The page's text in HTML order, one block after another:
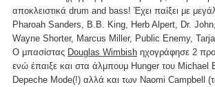
αποκλειστικά drum and bass! Έχει παίξει με
Pharoah Sanders, B.B. King, Herb Alpert, Dr.
Wayne Shorter, Marcus Miller, Public Enemy, Tarja
Ο μπασίστας Douglas Wimbish ηχογράφησε 2
ενώ έπαιξε και στα άλμπουμ Hunger του Michael
Depeche Mode(!) αλλά και των Naomi Campbell